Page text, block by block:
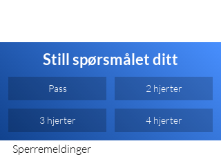
Still spørsmålet ditt
Pass 2 hjerter
3 hjerter 4 hjerter
Sperremeldinger